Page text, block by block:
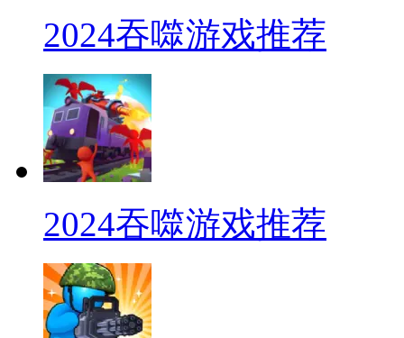
2024吞噬游戏推荐
2024吞噬游戏推荐